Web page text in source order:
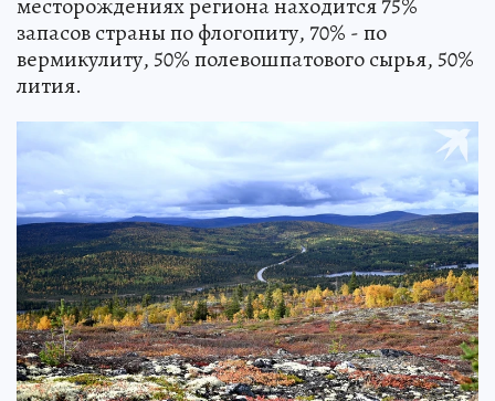
месторождениях региона находится 75%
запасов страны по флогопиту, 70% - по
вермикулиту, 50% полевошпатового сырья, 50%
лития.